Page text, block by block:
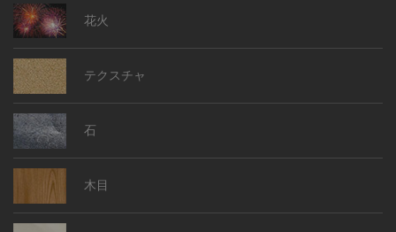
花火
テクスチャ
石
木目